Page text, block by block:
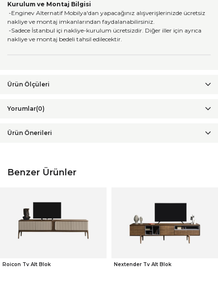
Kurulum ve Montaj Bilgisi
-Enginev Alternatif Mobilya'dan yapacağınız alışverişlerinizde ücretsiz
nakliye ve montaj imkanlarından faydalanabilirsiniz.
-Sadece İstanbul içi nakliye-kurulum ücretsizdir. Diğer iller için ayrıca
nakliye ve montaj bedeli tahsil edilecektir.
Yorumlar(0)
Ürün Önerileri
Benzer Ürünler
Roicon Tv Alt Blok Nextender Tv Alt Blok